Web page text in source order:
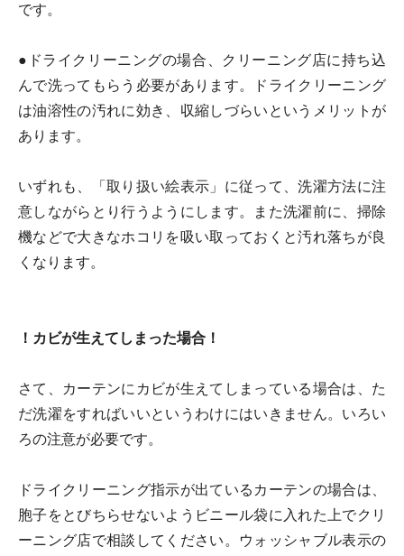
です。
●ドライクリーニングの場合、クリーニング店に持ち込
んで洗ってもらう必要があります。ドライクリーニング
は油溶性の汚れに効き、収縮しづらいというメリットが
あります。
いずれも、「取り扱い絵表示」に従って、洗濯方法に注
意しながらとり行うようにします。また洗濯前に、掃除
機などで大きなホコリを吸い取っておくと汚れ落ちが良
くなります。
！カビが生えてしまった場合！
さて、カーテンにカビが生えてしまっている場合は、た
だ洗濯をすればいいというわけにはいきません。いろい
ろの注意が必要です。
ドライクリーニング指示が出ているカーテンの場合は、
胞子をとびちらせないようビニール袋に入れた上でクリ
ーニング店で相談してください。ウォッシャブル表示の